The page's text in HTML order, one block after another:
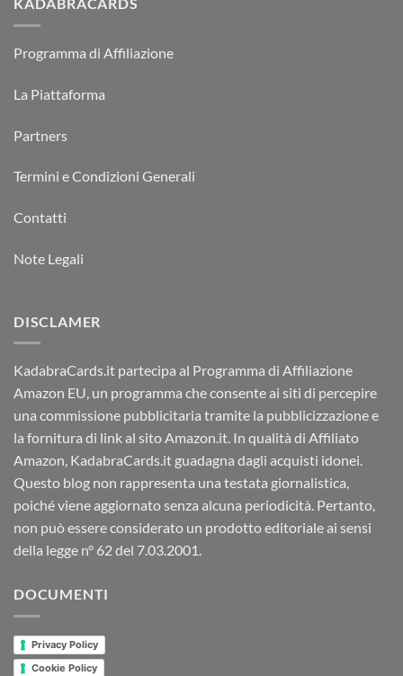
KADABRACARDS
Programma di Affiliazione
La Piattaforma
Partners
Termini e Condizioni Generali
Contatti
Note Legali
DISCLAMER
KadabraCards.it partecipa al Programma di Affiliazione
Amazon EU, un programma che consente ai siti di percepire
una commissione pubblicitaria tramite la pubblicizzazione e
la fornitura di link al sito Amazon.it. In qualità di Affiliato
Amazon, KadabraCards.it guadagna dagli acquisti idonei.
Questo blog non rappresenta una testata giornalistica,
poiché viene aggiornato senza alcuna periodicità. Pertanto,
non può essere considerato un prodotto editoriale ai sensi
della legge n° 62 del 7.03.2001.
DOCUMENTI
Privacy Policy
Cookie Policy